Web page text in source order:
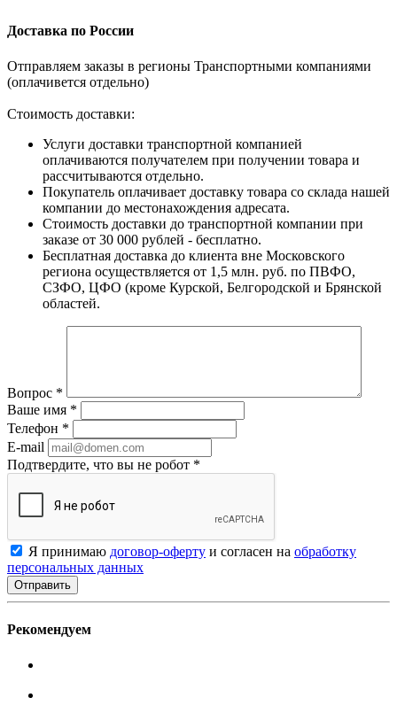
Доставка по России
Отправляем заказы в регионы Транспортными компаниями
(оплачивется отдельно)
Стоимость доставки:
Услуги доставки транспортной компанией
оплачиваются получателем при получении товара и
рассчитываются отдельно.
Покупатель оплачивает доставку товара со склада нашей
компании до местонахождения адресата.
Стоимость доставки до транспортной компании при
заказе от 30 000 рублей - бесплатно.
Бесплатная доставка до клиента вне Московского
региона осуществляется от 1,5 млн. руб. по ПВФО,
СЗФО, ЦФО (кроме Курской, Белгородской и Брянской
областей.
Вопрос *
Ваше имя *
Телефон *
E-mail
Подтвердите, что вы не робот *
Я принимаю договор-оферту и согласен на обработку
персональных данных
Рекомендуем